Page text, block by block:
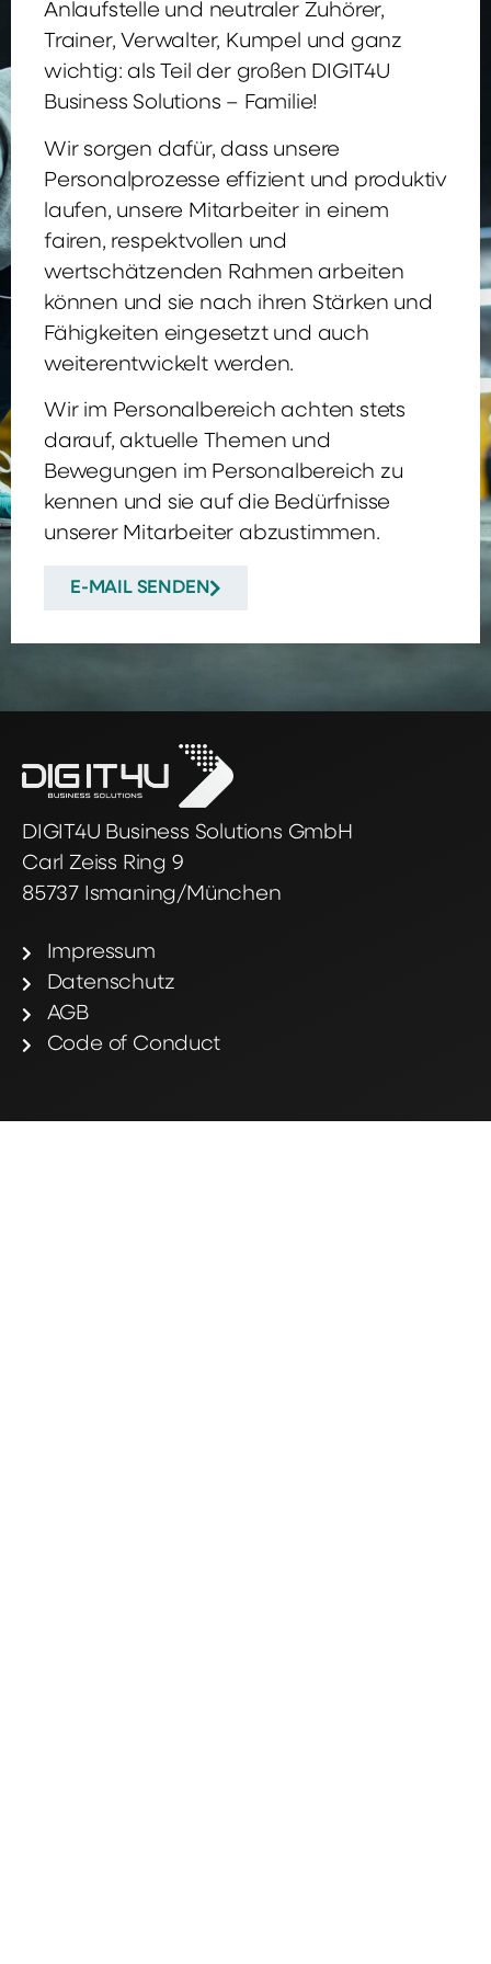
Anlaufstelle und neutraler Zuhörer,
Trainer, Verwalter, Kumpel und ganz
wichtig: als Teil der großen DIGIT4U
Business Solutions – Familie!
Wir sorgen dafür, dass unsere
Personalprozesse effizient und produktiv
laufen, unsere Mitarbeiter in einem
fairen, respektvollen und
wertschätzenden Rahmen arbeiten
können und sie nach ihren Stärken und
Fähigkeiten eingesetzt und auch
weiterentwickelt werden.
Wir im Personalbereich achten stets
darauf, aktuelle Themen und
Bewegungen im Personalbereich zu
kennen und sie auf die Bedürfnisse
unserer Mitarbeiter abzustimmen.
E-MAIL SENDEN
DIGIT4U Business Solutions GmbH
Carl Zeiss Ring 9
85737 Ismaning/München
Impressum
Datenschutz
AGB
Code of Conduct